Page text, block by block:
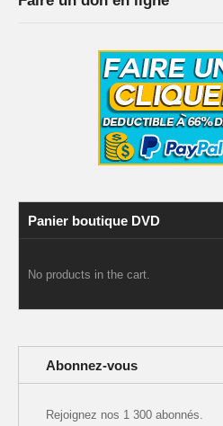
Panier boutique DVD
No products in the cart.
Abonnez-vous
Rejoignez nos 1 300 abonnés.